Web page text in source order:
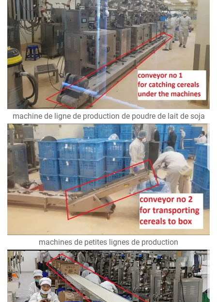
machine de ligne de production de poudre de lait de soja
machines de petites lignes de production